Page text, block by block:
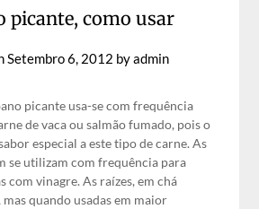
picante, como usar
Setembro 6, 2012 byadmin
picante usa-se com frequência
de vaca ou salmão fumado, pois o
especial a este tipo de carne. As
se utilizam com frequência para
com vinagre. As raízes, em chá
quando usadas em maior